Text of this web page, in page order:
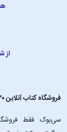
از
فروشگاه کتاب آنلاین ۳۰بوک
سی‌بوک فقط